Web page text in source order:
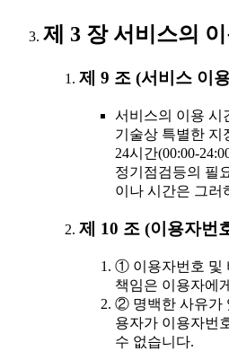
제 3 장 서비스의
제 9 조 (서비스 이
서비스의 이용 시
기술상 특별한 지
24시간(00:00-
정기점검등의 필
이나 시간은 그러
제 10 조 (이용자번
① 이용자번호 및
책임은 이용자에
② 명백한 사유가
용자가 이용자번
수 없습니다.